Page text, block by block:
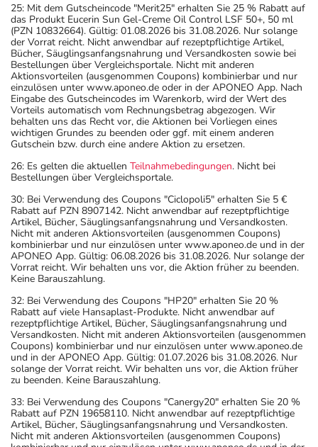
25: Mit dem Gutscheincode "Merit25" erhalten Sie 25 % Rabatt auf
das Produkt Eucerin Sun Gel-Creme Oil Control LSF 50+, 50 ml
(PZN 10832664). Gültig: 01.08.2026 bis 31.08.2026. Nur solange
der Vorrat reicht. Nicht anwendbar auf rezeptpflichtige Artikel,
Bücher, Säuglingsanfangsnahrung und Versandkosten sowie bei
Bestellungen über Vergleichsportale. Nicht mit anderen
Aktionsvorteilen (ausgenommen Coupons) kombinierbar und nur
einzulösen unter www.aponeo.de oder in der APONEO App. Nach
Eingabe des Gutscheincodes im Warenkorb, wird der Wert des
Vorteils automatisch vom Rechnungsbetrag abgezogen. Wir
behalten uns das Recht vor, die Aktionen bei Vorliegen eines
wichtigen Grundes zu beenden oder ggf. mit einem anderen
Gutschein bzw. durch eine andere Aktion zu ersetzen.
26: Es gelten die aktuellen Teilnahmebedingungen. Nicht bei
Bestellungen über Vergleichsportale.
30: Bei Verwendung des Coupons "Ciclopoli5" erhalten Sie 5 €
Rabatt auf PZN 8907142. Nicht anwendbar auf rezeptpflichtige
Artikel, Bücher, Säuglingsanfangsnahrung und Versandkosten.
Nicht mit anderen Aktionsvorteilen (ausgenommen Coupons)
kombinierbar und nur einzulösen unter www.aponeo.de und in der
APONEO App. Gültig: 06.08.2026 bis 31.08.2026. Nur solange der
Vorrat reicht. Wir behalten uns vor, die Aktion früher zu beenden.
Keine Barauszahlung.
32: Bei Verwendung des Coupons "HP20" erhalten Sie 20 %
Rabatt auf viele Hansaplast-Produkte. Nicht anwendbar auf
rezeptpflichtige Artikel, Bücher, Säuglingsanfangsnahrung und
Versandkosten. Nicht mit anderen Aktionsvorteilen (ausgenommen
Coupons) kombinierbar und nur einzulösen unter www.aponeo.de
und in der APONEO App. Gültig: 01.07.2026 bis 31.08.2026. Nur
solange der Vorrat reicht. Wir behalten uns vor, die Aktion früher
zu beenden. Keine Barauszahlung.
33: Bei Verwendung des Coupons "Canergy20" erhalten Sie 20 %
Rabatt auf PZN 19658110. Nicht anwendbar auf rezeptpflichtige
Artikel, Bücher, Säuglingsanfangsnahrung und Versandkosten.
Nicht mit anderen Aktionsvorteilen (ausgenommen Coupons)